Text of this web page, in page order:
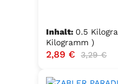
Inhalt: 0.5
Kilogramm )
Verkaufspreis:
2,89 € Regulärer
3,29 €